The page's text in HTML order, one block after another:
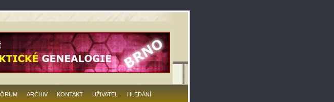
ARCHIV KONTAKT UŽIVATEL HLEDÁNÍ